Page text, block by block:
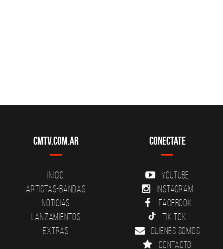
CMTV.com.ar
Inicio
Artistas-Bandas
Noticias
Lanzamientos
Extras
Conectate
YouTube
Instagram
Facebook
Tik Tok
Quienes somos
Contacto